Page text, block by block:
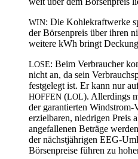
WIN: Die Koh­le­kraft­wer­ke
der Bör­sen­preis über ihren
wei­te­re kWh bringt
LOSE: Beim Ver­brau­cher
nicht an, da sein
fest­ge­legt ist. Er kann nur
HOFFEN (LOL). Aller­dings
der garan­tier­ten Wind­strom-
erziel­ba­ren, nied­ri­gen Preis
ange­fal­le­nen Beträ­ge
der nächst­jäh­ri­gen EEG-
Bör­sen­prei­se füh­ren zu